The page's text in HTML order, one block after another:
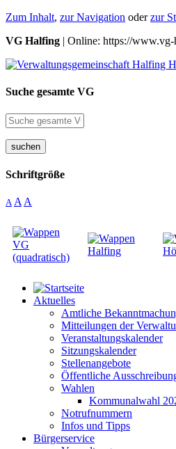
Zum Inhalt, zur Navigation oderzur
VG Halfing | Online: https://
Suche gesamte VG
suchen
Schriftgröße
A A A
Aktuelles
Amtliche
Mitteilungen der
Veranstaltungskalender
Sitzungskalender
Stellenangebote
Öffentliche
Wahlen
Kommunalwahl
Notrufnummern
Infos und Tipps
Bürgerservice